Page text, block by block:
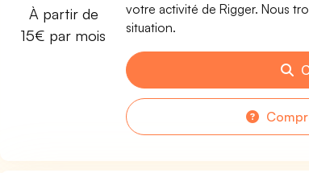
À partir de
15€ par mois
votre activité de Rigger. Nous
situation.